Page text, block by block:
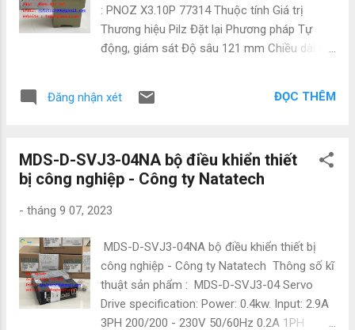
: PNOZ X3.10P 77314 Thuộc tính Giá trị
Thương hiệu Pilz Đặt lại Phương pháp Tự
động, giám sát Độ sâu 121 mm Chiều dài 87
dc, 230 V ac Liên hệ an toàn 3 Liên hệ phụ
cung cấp các thiết bị và phụ kiện ngành điện,
điện tự động hóa như: Mitsubishi, Keyence,
Wago và các sản phẩm theo máy. Vì là hàng
nhập nên có giá cực kì tốt. Giá bao luôn thị
trường Để được tư vấn và hỗ trợ liên hệ ngay
với em ạ: • Mr Đạt Nguyễn • Tel : 0886497585
• Zalo : 0886497585 • Email :
natatech006@gmail.com • Website :
Đăng nhận xét ĐỌC THÊM
MDS-D-SVJ3-04NA bộ điều khiển thiết
bị công nghiệp - Công ty Natatech
- tháng 9 07, 2023
MDS-D-SVJ3-04NA bộ điều khiển thiết bị
công nghiệp - Công ty Natatech Thông số kĩ
thuật sản phẩm : MDS-D-SVJ3-04 Servo
Drive specification: Power: 0.4kw. Input: 2.9A
3PH 200/200 - 230V 50/60Hz 0.2A 1PH